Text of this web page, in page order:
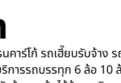
คาร์โก้ รถเฮี๊ยบรับจ้าง ร
การรถบรรทุก 6 ล้อ 10